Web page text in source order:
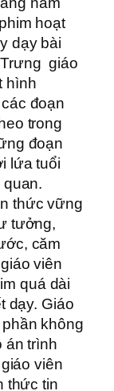
hoạt
dạy bài
giáo
hình
đoạn
trong
đoạn
lứa tuổi
thức vững
tưởng,
căm
viên
quá dài
dạy. Giáo
không
án trình
viên
thức tin